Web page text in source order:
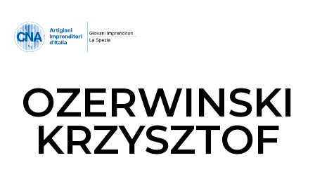
OZERWINSKI
KRZYSZTOF